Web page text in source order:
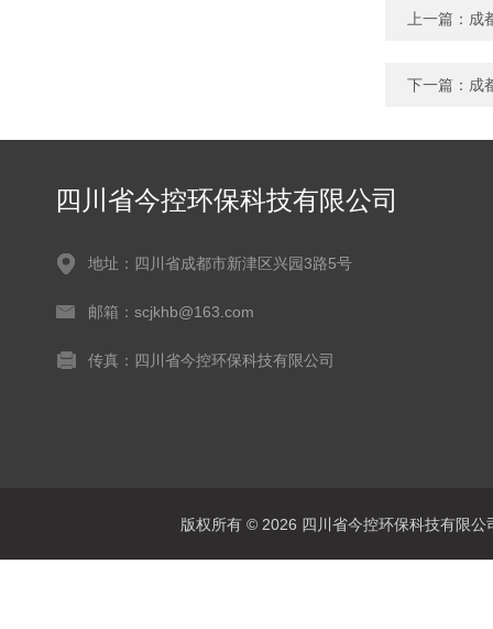
上一篇： 成
下一篇： 成
四川省今控环保科技有限公司
地址：四川省成都市新津区兴园3路5号
邮箱：scjkhb@163.com
传真：四川省今控环保科技有限公司
版权所有 © 2026 四川省今控环保科技有